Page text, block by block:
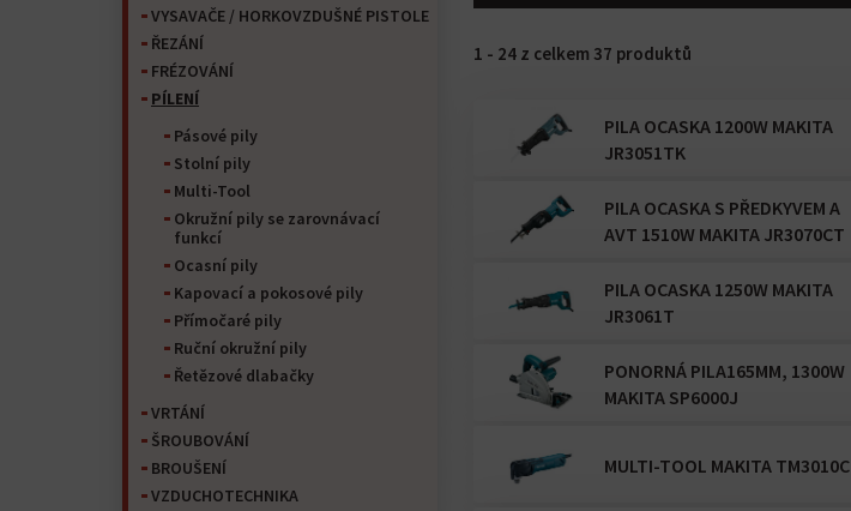
VYSAVAČE / HORKOVZDUŠNÉ PISTOLE
ŘEZÁNÍ
FRÉZOVÁNÍ
PÍLENÍ
Pásové pily
Stolní pily
Multi-Tool
Okružní pily se zarovnávací
funkcí
Ocasní pily
Kapovací a pokosové pily
Přímočaré pily
Ruční okružní pily
Řetězové dlabačky
VRTÁNÍ
ŠROUBOVÁNÍ
BROUŠENÍ
VZDUCHOTECHNIKA
1 - 24 z celkem 37 produktů
PILA OCASKA 1200W MAKITA
JR3051TK
PILA OCASKA S PŘEDKYVEM A
AVT 1510W MAKITA JR3070CT
PILA OCASKA 1250W MAKITA
JR3061T
PONORNÁ PILA165MM, 1300W
MAKITA SP6000J
MULTI-TOOL MAKITA TM3010C